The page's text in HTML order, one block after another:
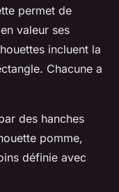
permet de
valeur ses
incluent la
Chacune a
des hanches
pomme,
définie avec